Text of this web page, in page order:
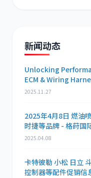
新闻动态
Unlocking
ECM & Wiring
2025.11.27
2025年4月8日 燃油
时捷等品牌 - 格莳国
2025.04.08
卡特彼勒 小松 日立
控制器等配件促销信